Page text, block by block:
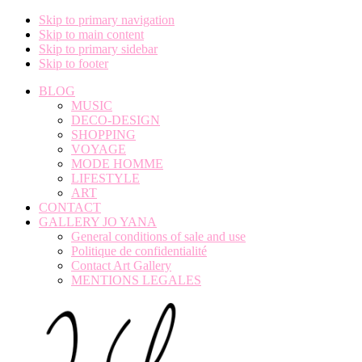
Skip to primary navigation
Skip to main content
Skip to primary sidebar
Skip to footer
BLOG
MUSIC
DECO-DESIGN
SHOPPING
VOYAGE
MODE HOMME
LIFESTYLE
ART
CONTACT
GALLERY JO YANA
General conditions of sale and use
Politique de confidentialité
Contact Art Gallery
MENTIONS LEGALES